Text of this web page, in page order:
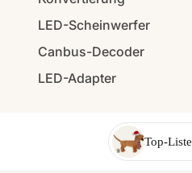
LED-Scheinwerfer
Canbus-Decoder
LED-Adapter
Top-Liste